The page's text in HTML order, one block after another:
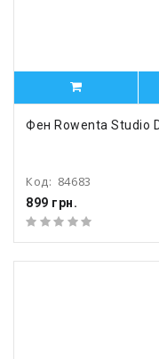
Фен Rowenta Studio
Код: 84683
899 грн.